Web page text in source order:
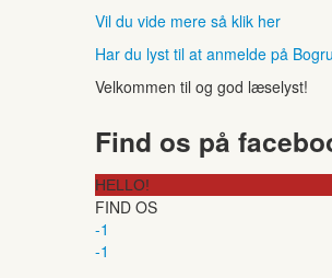
Vil du vide mere så klik her
Har du lyst til at anmelde på
Velkommen til og god læselyst!
Find os på
HELLO!
FIND OS
-1
-1